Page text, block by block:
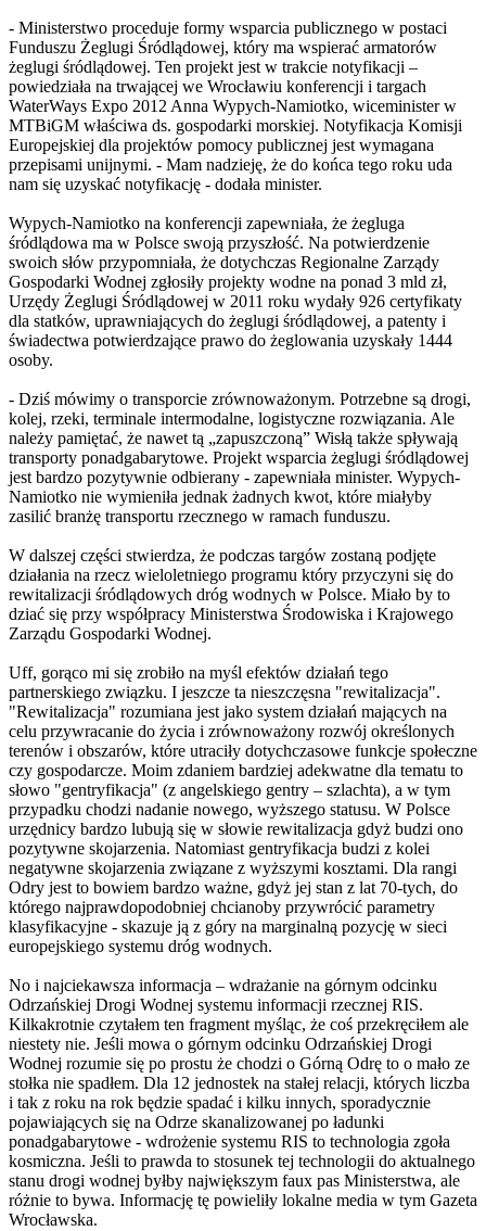
- Ministerstwo proceduje formy wsparcia publicznego w postaci
Funduszu Żeglugi Śródlądowej, który ma wspierać armatorów
żeglugi śródlądowej. Ten projekt jest w trakcie notyfikacji –
powiedziała na trwającej we Wrocławiu konferencji i targach
WaterWays Expo 2012 Anna Wypych-Namiotko, wiceminister w
MTBiGM właściwa ds. gospodarki morskiej. Notyfikacja Komisji
Europejskiej dla projektów pomocy publicznej jest wymagana
przepisami unijnymi. - Mam nadzieję, że do końca tego roku uda
nam się uzyskać notyfikację - dodała minister.
Wypych-Namiotko na konferencji zapewniała, że żegluga
śródlądowa ma w Polsce swoją przyszłość. Na potwierdzenie
swoich słów przypomniała, że dotychczas Regionalne Zarządy
Gospodarki Wodnej zgłosiły projekty wodne na ponad 3 mld zł,
Urzędy Żeglugi Śródlądowej w 2011 roku wydały 926 certyfikaty
dla statków, uprawniających do żeglugi śródlądowej, a patenty i
świadectwa potwierdzające prawo do żeglowania uzyskały 1444
osoby.
- Dziś mówimy o transporcie zrównoważonym. Potrzebne są drogi,
kolej, rzeki, terminale intermodalne, logistyczne rozwiązania. Ale
należy pamiętać, że nawet tą „zapuszczoną” Wisłą także spływają
transporty ponadgabarytowe. Projekt wsparcia żeglugi śródlądowej
jest bardzo pozytywnie odbierany - zapewniała minister. Wypych-
Namiotko nie wymieniła jednak żadnych kwot, które miałyby
zasilić branżę transportu rzecznego w ramach funduszu.
W dalszej części stwierdza, że podczas targów zostaną podjęte
działania na rzecz wieloletniego programu który przyczyni się do
rewitalizacji śródlądowych dróg wodnych w Polsce. Miało by to
dziać się przy współpracy Ministerstwa Środowiska i Krajowego
Zarządu Gospodarki Wodnej.
Uff, gorąco mi się zrobiło na myśl efektów działań tego
partnerskiego związku. I jeszcze ta nieszczęsna "rewitalizacja".
"Rewitalizacja" rozumiana jest jako system działań mających na
celu przywracanie do życia i zrównoważony rozwój określonych
terenów i obszarów, które utraciły dotychczasowe funkcje społeczne
czy gospodarcze. Moim zdaniem bardziej adekwatne dla tematu to
słowo "gentryfikacja" (z angelskiego gentry – szlachta), a w tym
przypadku chodzi nadanie nowego, wyższego statusu. W Polsce
urzędnicy bardzo lubują się w słowie rewitalizacja gdyż budzi ono
pozytywne skojarzenia. Natomiast gentryfikacja budzi z kolei
negatywne skojarzenia związane z wyższymi kosztami. Dla rangi
Odry jest to bowiem bardzo ważne, gdyż jej stan z lat 70-tych, do
którego najprawdopodobniej chcianoby przywrócić parametry
klasyfikacyjne - skazuje ją z góry na marginalną pozycję w sieci
europejskiego systemu dróg wodnych.
No i najciekawsza informacja – wdrażanie na górnym odcinku
Odrzańskiej Drogi Wodnej systemu informacji rzecznej RIS.
Kilkakrotnie czytałem ten fragment myśląc, że coś przekręciłem ale
niestety nie. Jeśli mowa o górnym odcinku Odrzańskiej Drogi
Wodnej rozumie się po prostu że chodzi o Górną Odrę to o mało ze
stołka nie spadłem. Dla 12 jednostek na stałej relacji, których liczba
i tak z roku na rok będzie spadać i kilku innych, sporadycznie
pojawiających się na Odrze skanalizowanej po ładunki
ponadgabarytowe - wdrożenie systemu RIS to technologia zgoła
kosmiczna. Jeśli to prawda to stosunek tej technologii do aktualnego
stanu drogi wodnej byłby największym faux pas Ministerstwa, ale
różnie to bywa. Informację tę powieliły lokalne media w tym Gazeta
Wrocławska.